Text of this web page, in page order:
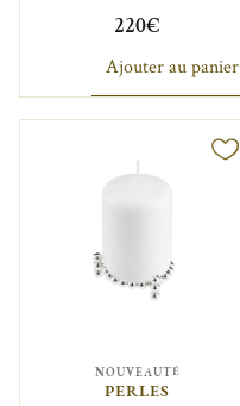
220€
Ajouter au panier
NOUVEAUTÉ
PERLES